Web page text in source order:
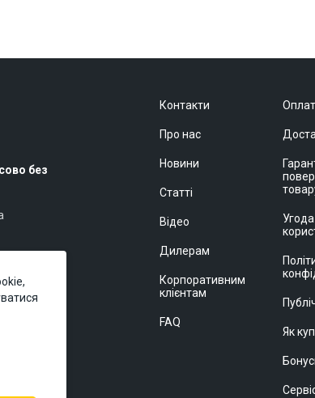
без
Контакти
Про нас
Новини
Статті
Відео
Дилерам
Корпоративним
клієнтам
FAQ
Угода
Як